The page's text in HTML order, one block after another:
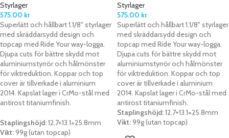
Styrlager
575.00 kr
Superlätt och hållbart 1.1/8" styrlager
med skräddarsydd design och
topcap med Ride Your way-logga.
Djupa cuts för bättre skydd mot
aluminiumstyrrör och hålmönster
för viktreduktion. Koppar och top
cover är tillverkade i aluminium
2014. Kapslat lager i CrMo-stål med
antirost titaniumfinish.
Staplingshöjd:12.7+13.1=25.8mm
Vikt:99g (utan topcap)
Styrlager
575.00 kr
Superlätt och hållbart 1.1/8" styrlager
med skräddarsydd design och
topcap med Ride Your way-logga.
Djupa cuts för bättre skydd mot
aluminiumstyrrör och hålmönster
för viktreduktion. Koppar och top
cover är tillverkade i aluminium
2014. Kapslat lager i CrMo-stål med
antirost titaniumfinish.
Staplingshöjd:12.7+13.1=25.8mm
Vikt:99g (utan topcap)